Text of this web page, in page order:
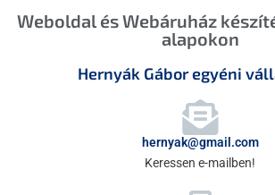
Weboldal és Webáruház
alapokon
Hernyák Gábor egyéni
hernyak@gmail.com
Keressen e-mailben!